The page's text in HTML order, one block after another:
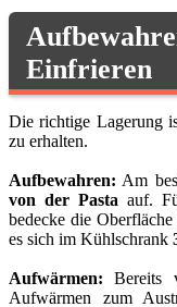
Einfrieren
Die richtige Lagerung
zu erhalten.
Aufbewahren: Am
von der Pasta auf.
bedecke die
es sich im Kühlschrank
Aufwärmen: Bereits
Aufwärmen zum